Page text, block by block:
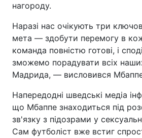
нагороду.
Наразі нас очікують три
мета — здобути перемогу в
команда повністю готові, і
зможемо порадувати всіх
Мадрида, — висловився
Напередодні шведські медіа
що Мбаппе знаходиться під
зв'язку з підозрами у
Сам футболіст вже встиг